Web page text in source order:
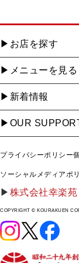
お店を探す
メニューを見る
新着情報
OUR
プライバシーポリシー
ソーシャルメディアポ
株式会社幸楽苑
COPYRIGHT © KOURAKUEN